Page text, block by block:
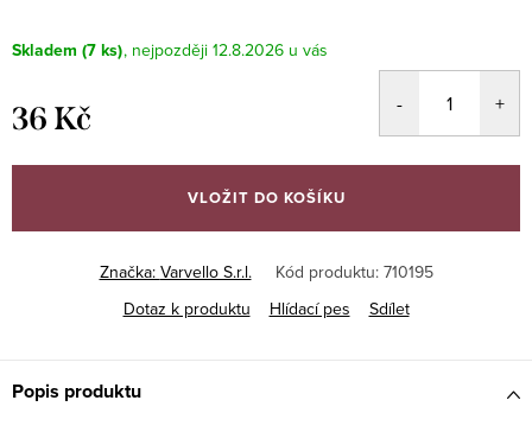
Skladem (7 ks) 12.8.2026
36 Kč
cena:
VLOŽIT DO KOŠÍKU
Značka: Varvello S.r.l. Kód produktu: 710195
Dotaz k produktu
Hlídací pes Sdílet
Popis produktu